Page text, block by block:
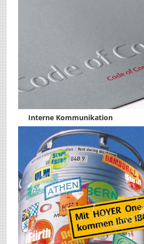
Interne Kommunikation